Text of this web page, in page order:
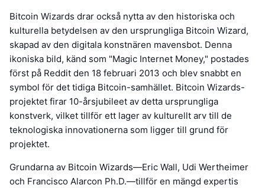
Bitcoin Wizards drar också nytta av den historiska och
kulturella betydelsen av den ursprungliga Bitcoin Wizard,
skapad av den digitala konstnären mavensbot. Denna
ikoniska bild, känd som "Magic Internet Money," postades
först på Reddit den 18 februari 2013 och blev snabbt en
symbol för det tidiga Bitcoin-samhället. Bitcoin Wizards-
projektet firar 10-årsjubileet av detta ursprungliga
konstverk, vilket tillför ett lager av kulturellt arv till de
teknologiska innovationerna som ligger till grund för
projektet.
Grundarna av Bitcoin Wizards—Eric Wall, Udi Wertheimer
och Francisco Alarcon Ph.D.—tillför en mängd expertis